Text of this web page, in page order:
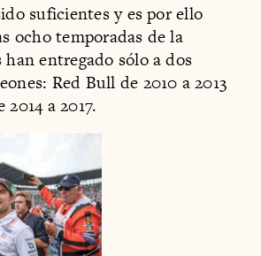
suficientes y es por ello
ocho temporadas de la
han entregado sólo a dos
Red Bull de 2010 a 2013
a 2017.